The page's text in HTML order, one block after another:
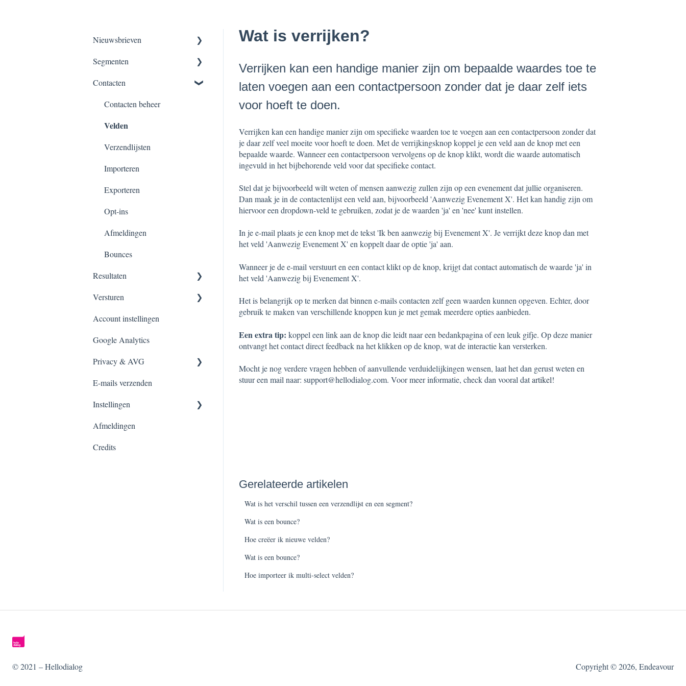
Wat is verrijken?
Verrijken kan een handige manier zijn om bepaalde waardes toe te
laten voegen aan een contactpersoon zonder dat je daar zelf iets
voor hoeft te doen.
Verrijken kan een handige manier zijn om specifieke waarden toe te voegen aan een contactpersoon zonder dat
je daar zelf veel moeite voor hoeft te doen. Met de verrijkingsknop koppel je een veld aan de knop met een
bepaalde waarde. Wanneer een contactpersoon vervolgens op de knop klikt, wordt die waarde automatisch
ingevuld in het bijbehorende veld voor dat specifieke contact.
Stel dat je bijvoorbeeld wilt weten of mensen aanwezig zullen zijn op een evenement dat jullie organiseren.
Dan maak je in de contactenlijst een veld aan, bijvoorbeeld 'Aanwezig Evenement X'. Het kan handig zijn om
hiervoor een dropdown-veld te gebruiken, zodat je de waarden 'ja' en 'nee' kunt instellen.
In je e-mail plaats je een knop met de tekst 'Ik ben aanwezig bij Evenement X'. Je verrijkt deze knop dan met
het veld 'Aanwezig Evenement X' en koppelt daar de optie 'ja' aan.
Wanneer je de e-mail verstuurt en een contact klikt op de knop, krijgt dat contact automatisch de waarde 'ja' in
het veld 'Aanwezig bij Evenement X'.
Het is belangrijk op te merken dat binnen e-mails contacten zelf geen waarden kunnen opgeven. Echter, door
gebruik te maken van verschillende knoppen kun je met gemak meerdere opties aanbieden.
Een extra tip: koppel een link aan de knop die leidt naar een bedankpagina of een leuk gifje. Op deze manier
ontvangt het contact direct feedback na het klikken op de knop, wat de interactie kan versterken.
Mocht je nog verdere vragen hebben of aanvullende verduidelijkingen wensen, laat het dan gerust weten en
stuur een mail naar: support@hellodialog.com. Voor meer informatie, check dan vooral datartikel!
Gerelateerde artikelen
Wat is het verschil tussen een verzendlijst en een segment?
Wat is een bounce?
Hoe creëer ik nieuwe velden?
Wat is een bounce?
Hoe importeer ik multi-select velden?
Nieuwsbrieven
Nieuwsbrieven maken
Versturen, verzendschema’s &
Segmenten
Segmentatie overzicht
Dynamisch segment
Contacten
Contacten beheer
Velden
Verzendlijsten
Importeren
Exporteren
Opt-ins
Afmeldingen
Bounces
Resultaten
Overzicht
Versturen
Overzicht
Nieuwsbrief inplannen
E-mail automation
A/B-testing
Account instellingen
Google Analytics
Privacy & AVG
FAQ over AVG-compliance
E-mails verzenden
Instellingen
Account
Verzenders
Afmeldingen
Credits
© 2021 – Hellodialog Copyright © 2026, Endeavour